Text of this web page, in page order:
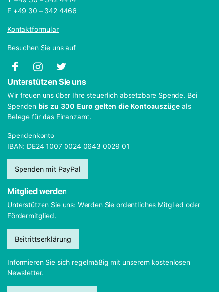
F +49 30 – 342 4466
Kontaktformular
Besuchen Sie uns auf
Unterstützen Sie uns
Wir freuen uns über Ihre steuerlich absetzbare Spende. Bei
Spenden bis zu 300 Euro gelten die Kontoauszüge als
Belege für das Finanzamt.
Spendenkonto
IBAN: DE24 1007 0024 0643 0029 01
Spenden mit PayPal
Mitglied werden
Unterstützen Sie uns: Werden Sie ordentliches Mitglied oder
Fördermitglied.
Beitrittserklärung
Informieren Sie sich regelmäßig mit unserem kostenlosen
Newsletter.